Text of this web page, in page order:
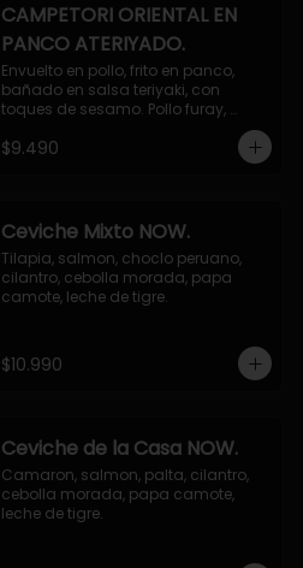
CAMPETORI ORIENTAL EN
PANCO ATERIYADO.
Envuelto en pollo, frito en panco,
bañado en salsa teriyaki, con
toques de sesamo. Pollo furay,
queso, champiñon furay, cebollin.
$9.490
Ceviche Mixto NOW.
Tilapia, salmon, choclo peruano,
cilantro, cebolla morada, papa
camote, leche de tigre.
$10.990
Ceviche de la Casa NOW.
Camaron, salmon, palta, cilantro,
cebolla morada, papa camote,
leche de tigre.